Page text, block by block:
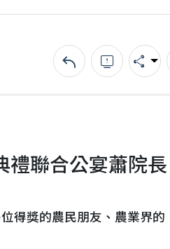
回上一頁錯誤回報分享
禮聯合公宴蕭院長
得獎的農民朋友、農業界的